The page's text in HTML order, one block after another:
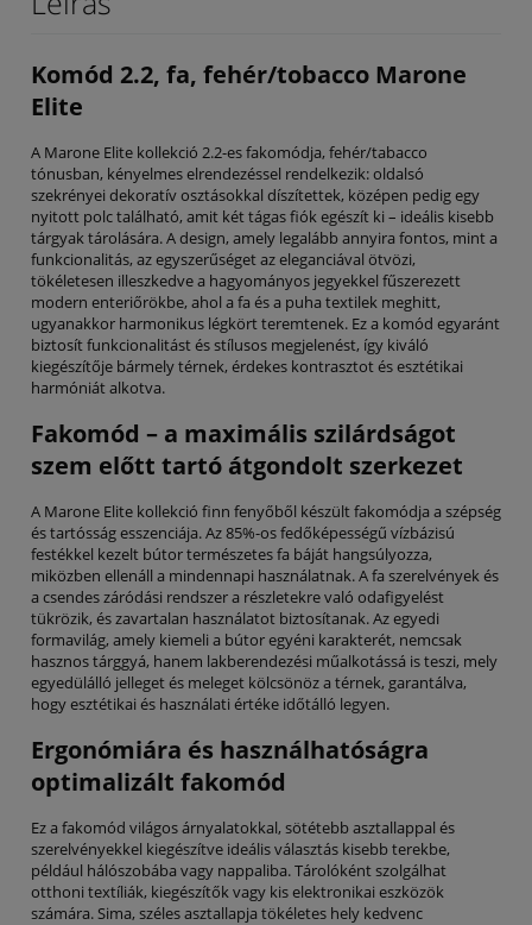
Komód 2.2, fa, fehér/tobacco Marone
Elite
A Marone Elite kollekció 2.2-es fakomódja, fehér/tabacco
tónusban, kényelmes elrendezéssel rendelkezik: oldalsó
szekrényei dekoratív osztásokkal díszítettek, középen pedig egy
nyitott polc található, amit két tágas fiók egészít ki – ideális kisebb
tárgyak tárolására. A design, amely legalább annyira fontos, mint a
funkcionalitás, az egyszerűséget az eleganciával ötvözi,
tökéletesen illeszkedve a hagyományos jegyekkel fűszerezett
modern enteriőrökbe, ahol a fa és a puha textilek meghitt,
ugyanakkor harmonikus légkört teremtenek. Ez a komód egyaránt
biztosít funkcionalitást és stílusos megjelenést, így kiváló
kiegészítője bármely térnek, érdekes kontrasztot és esztétikai
harmóniát alkotva.
Fakomód – a maximális szilárdságot
szem előtt tartó átgondolt szerkezet
A Marone Elite kollekció finn fenyőből készült fakomódja a szépség
és tartósság esszenciája. Az 85%-os fedőképességű vízbázisú
festékkel kezelt bútor természetes fa báját hangsúlyozza,
miközben ellenáll a mindennapi használatnak. A fa szerelvények és
a csendes záródási rendszer a részletekre való odafigyelést
tükrözik, és zavartalan használatot biztosítanak. Az egyedi
formavilág, amely kiemeli a bútor egyéni karakterét, nemcsak
hasznos tárggyá, hanem lakberendezési műalkotássá is teszi, mely
egyedülálló jelleget és meleget kölcsönöz a térnek, garantálva,
hogy esztétikai és használati értéke időtálló legyen.
Ergonómiára és használhatóságra
optimalizált fakomód
Ez a fakomód világos árnyalatokkal, sötétebb asztallappal és
szerelvényekkel kiegészítve ideális választás kisebb terekbe,
például hálószobába vagy nappaliba. Tárolóként szolgálhat
otthoni textíliák, kiegészítők vagy kis elektronikai eszközök
számára. Sima, széles asztallapja tökéletes hely kedvenc